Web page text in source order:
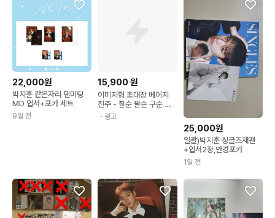
22,000원
박지훈 같은자리 팬미팅
MD 엽서+포카 세트
9일 전
15,900원
이미지형 초대장 베이지
진주 - 칠순 팔순 구순 고
희연 산수연 회갑연 초대
장 이미지형 회사제출용
・광고
25,000원
일괄)박지훈 싱글즈재팬
+엽서2장,안경포카
1일 전